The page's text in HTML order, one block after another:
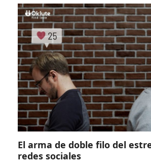
El arma de doble filo del
redes sociales